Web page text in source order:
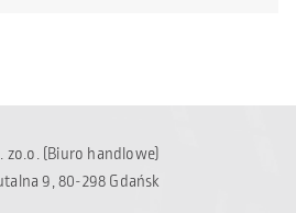
zo.o. (Biuro handlowe)
9, 80-298 Gdańsk